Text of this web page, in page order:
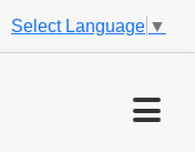
Select Language ▼